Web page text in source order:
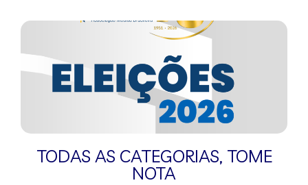
TODAS AS CATEGORIAS, TOME
NOTA